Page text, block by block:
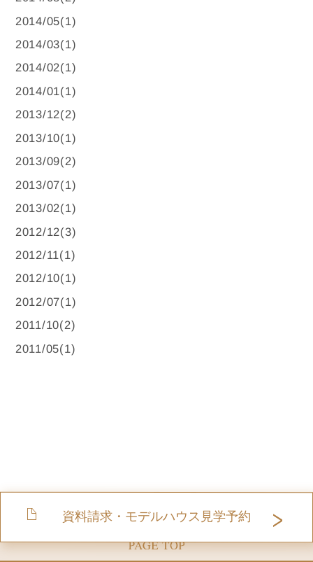
資料請求・モデルハウス見学予約
2014/05(1)
2014/03(1)
2014/02(1)
2014/01(1)
2013/12(2)
2013/10(1)
2013/09(2)
2013/07(1)
2013/02(1)
2012/12(3)
2012/11(1)
2012/10(1)
2012/07(1)
2011/10(2)
2011/05(1)